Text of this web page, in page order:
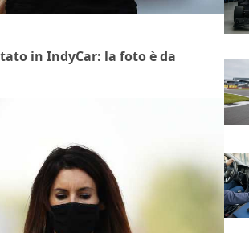
in IndyCar: la foto è da